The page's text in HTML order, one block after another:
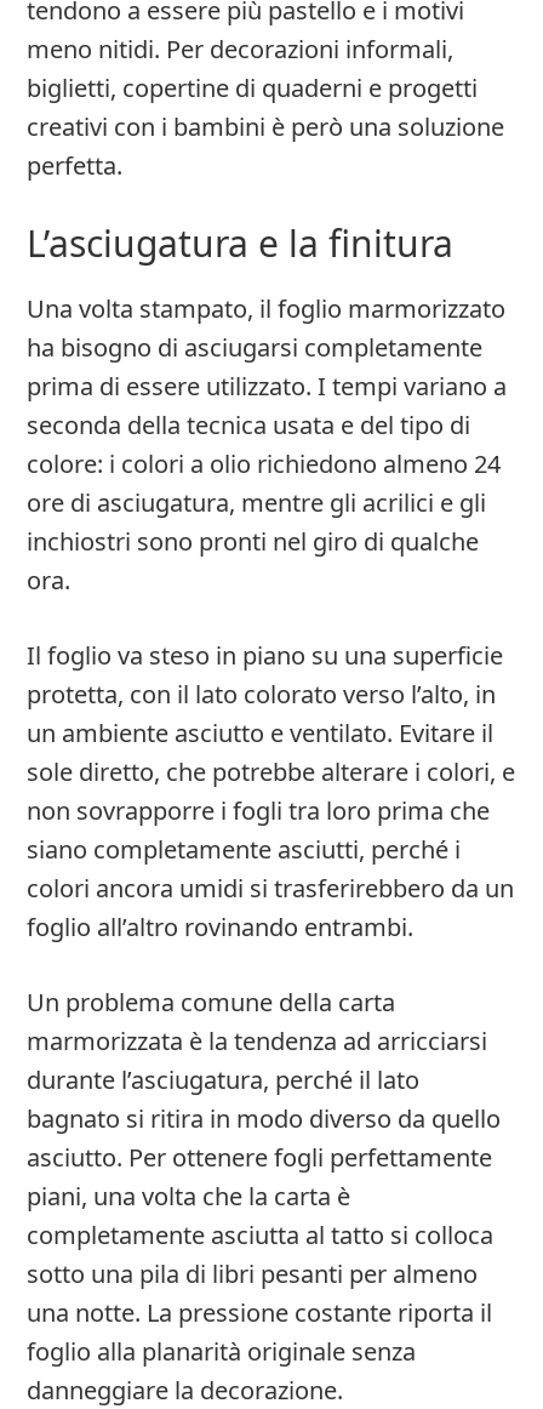
tendono a essere più pastello e i motivi
meno nitidi. Per decorazioni informali,
biglietti, copertine di quaderni e progetti
creativi con i bambini è però una soluzione
perfetta.
L’asciugatura e la finitura
Una volta stampato, il foglio marmorizzato
ha bisogno di asciugarsi completamente
prima di essere utilizzato. I tempi variano a
seconda della tecnica usata e del tipo di
colore: i colori a olio richiedono almeno 24
ore di asciugatura, mentre gli acrilici e gli
inchiostri sono pronti nel giro di qualche
ora.
Il foglio va steso in piano su una superficie
protetta, con il lato colorato verso l’alto, in
un ambiente asciutto e ventilato. Evitare il
sole diretto, che potrebbe alterare i colori, e
non sovrapporre i fogli tra loro prima che
siano completamente asciutti, perché i
colori ancora umidi si trasferirebbero da un
foglio all’altro rovinando entrambi.
Un problema comune della carta
marmorizzata è la tendenza ad arricciarsi
durante l’asciugatura, perché il lato
bagnato si ritira in modo diverso da quello
asciutto. Per ottenere fogli perfettamente
piani, una volta che la carta è
completamente asciutta al tatto si colloca
sotto una pila di libri pesanti per almeno
una notte. La pressione costante riporta il
foglio alla planarità originale senza
danneggiare la decorazione.